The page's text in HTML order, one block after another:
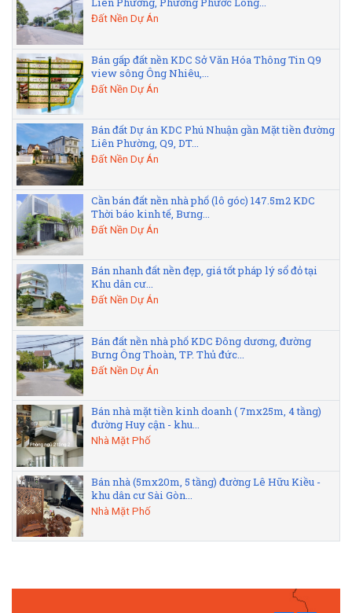
Đất Nền Dự Án
Bán gấp đất nền KDC Sở Văn Hóa Thông Tin Q9
view sông Ông Nhiêu,...
Đất Nền Dự Án
Bán đất Dự án KDC Phú Nhuận gần Mặt tiền đường
Liên Phường, Q9, DT...
Đất Nền Dự Án
Cần bán đất nền nhà phố (lô góc) 147.5m2 KDC
Thời báo kinh tế, Bưng...
Đất Nền Dự Án
Bán nhanh đất nền đẹp, giá tốt pháp lý sổ đỏ tại
Khu dân cư...
Đất Nền Dự Án
Bán đất nền nhà phố KDC Đông dương, đường
Bưng Ông Thoàn, TP. Thủ đức...
Đất Nền Dự Án
Bán nhà mặt tiền kinh doanh ( 7mx25m, 4 tầng)
đường Huy cận - khu...
Nhà Mặt Phố
Bán nhà (5mx20m, 5 tầng) đường Lê Hữu Kiều -
khu dân cư Sài Gòn...
Nhà Mặt Phố